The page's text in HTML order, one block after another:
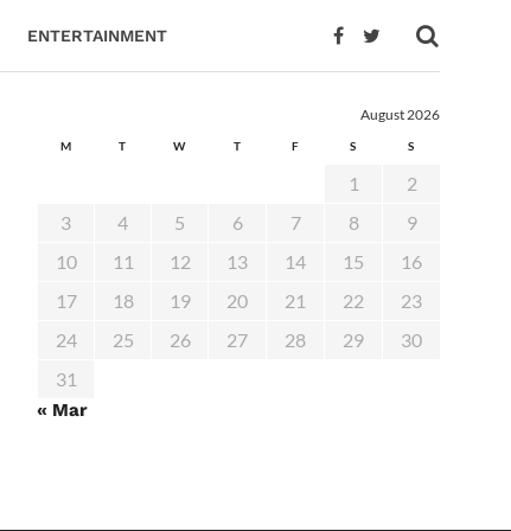
ENTERTAINMENT
August 2026
M T W T F S S
1
2
3
4 5 6 7 8
9
10
11 12 13 14 15
16
17
18 19 20 21 22
23
24
25 26 27 28 29
30
31
« Mar